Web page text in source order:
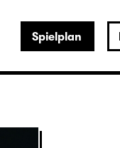
Spielplan